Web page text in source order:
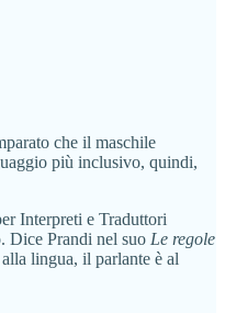
che il maschile
più inclusivo, quindi,
Interpreti e Traduttori
Dice Prandi nel suo Le regole
lingua, il parlante è al